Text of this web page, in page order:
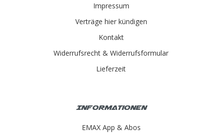
Impressum
Verträge hier kündigen
Kontakt
Widerrufsrecht & Widerrufsformular
Lieferzeit
Informationen
EMAX App & Abos